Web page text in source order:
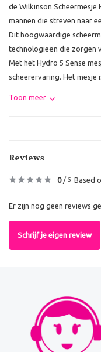
de Wilkinson Scheermesje
mannen die streven naar
Dit hoogwaardige
technologieën die zorgen
Met het Hydro 5 Sense
scheerervaring. Het mesje
Toon meer
Reviews
0/ 5 Based
Er zijn nog geen reviews
Schrijf je eigen review